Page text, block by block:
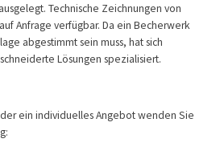
Technische Zeichnungen von
Anfrage verfügbar. Da ein Becherwerk
abgestimmt sein muss, hat sich
Lösungen spezialisiert.
ein individuelles Angebot wenden Sie